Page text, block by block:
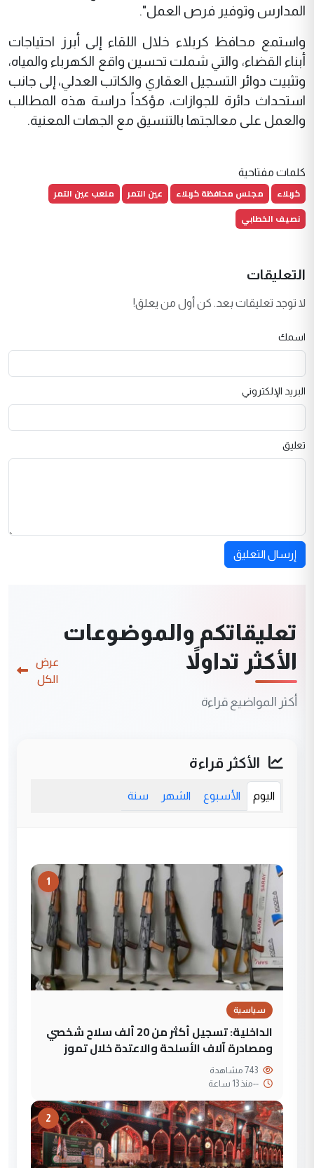
المدارس وتوفير فرص العمل".
واستمع محافظ كربلاء خلال اللقاء إلى أبرز احتياجات
أبناء القضاء، والتي شملت تحسين واقع الكهرباء والمياه،
وتثبيت دوائر التسجيل العقاري والكاتب العدلي، إلى جانب
استحداث دائرة للجوازات، مؤكداً دراسة هذه المطالب
والعمل على معالجتها بالتنسيق مع الجهات المعنية.
كلمات مفتاحية
كربلاء مجلس محافظة كربلاء عين التمر
ملعب عين التمر
نصيف الخطابي
التعليقات
لا توجد تعليقات بعد. كن أول من يعلق!
اسمك
البريد الإلكتروني
تعليق
إرسال التعليق
تعليقاتكم والموضوعات
الأكثر تداولاً
أكثر المواضيع قراءة
عرض
الكل
الأكثر قراءة
اليوم الأسبوع الشهر سنة
1
سياسية
الداخلية: تسجيل أكثر من 20 ألف سلاح شخصي
ومصادرة آلاف الأسلحة والاعتدة خلال تموز
--منذ 13 ساعة
2